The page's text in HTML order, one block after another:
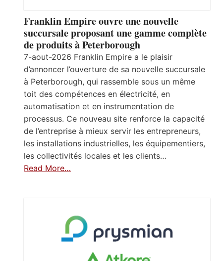
Franklin Empire ouvre une nouvelle
succursale proposant une gamme complète
de produits à Peterborough
7-aout-2026 Franklin Empire a le plaisir
d’annoncer l’ouverture de sa nouvelle succursale
à Peterborough, qui rassemble sous un même
toit des compétences en électricité, en
automatisation et en instrumentation de
processus. Ce nouveau site renforce la capacité
de l’entreprise à mieux servir les entrepreneurs,
les installations industrielles, les équipementiers,
les collectivités locales et les clients…
Read More…